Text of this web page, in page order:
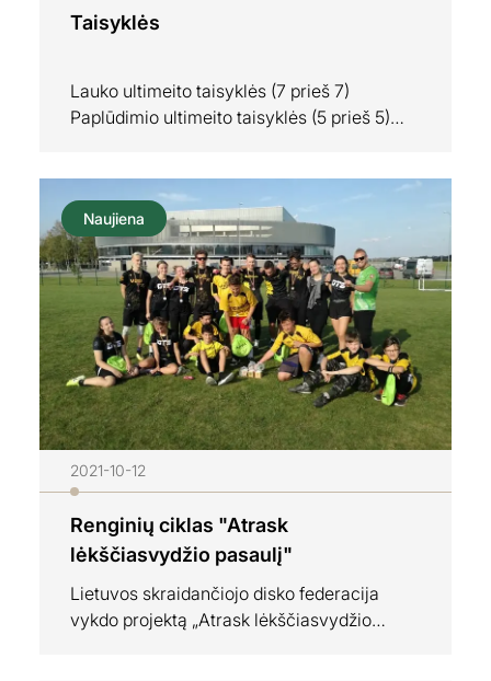
Taisyklės
Lauko ultimeito taisyklės (7 prieš 7)
Paplūdimio ultimeito taisyklės (5 prieš 5)
Naujiena
2021-10-12
Renginių ciklas "Atrask
lėkščiasvydžio pasaulį"
Lietuvos skraidančiojo disko federacija
vykdo projektą „Atrask lėkščiasvydžio